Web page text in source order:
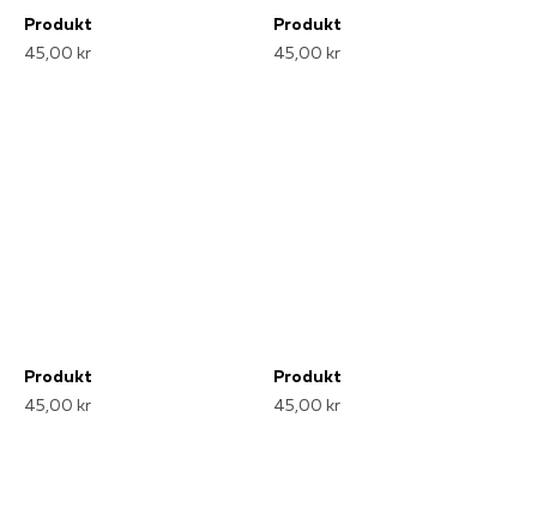
Produkt
45,00 kr
Produkt
45,00 kr
Produkt
45,00 kr
Produkt
45,00 kr